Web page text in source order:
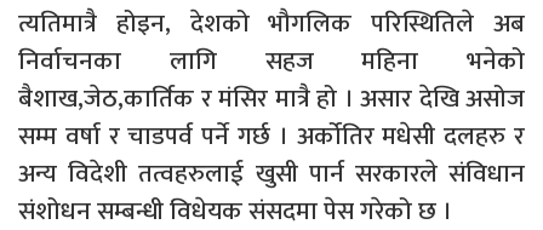
त्यतिमात्रै होइन, देशको भौगलिक परिस्थितिले अब
निर्वाचनका लागि सहज महिना भनेको
बैशाख,जेठ,कार्तिक र मंसिर मात्रै हो । असार देखि असोज
सम्म वर्षा र चाडपर्व पर्ने गर्छ । अर्कोतिर मधेसी दलहरु र
अन्य विदेशी तत्वहरुलाई खुसी पार्न सरकारले संविधान
संशोधन सम्बन्धी विधेयक संसदमा पेस गरेको छ ।